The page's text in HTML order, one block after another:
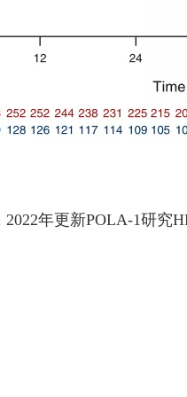
2022年更新POLA-1研究